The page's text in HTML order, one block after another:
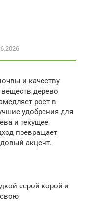
и качеству
дерево
рост в
удобрения для
и текущее
превращает
акцент.
серой корой и
свою